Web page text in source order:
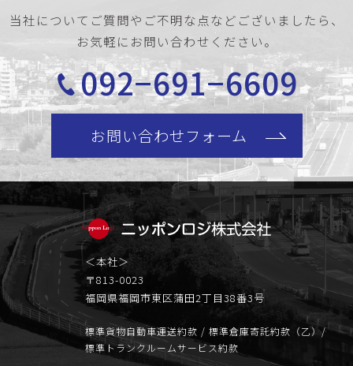
当社についてご質問やご不明な点などございましたら、
お気軽にお問い合わせください。
092−691−6609
お問い合わせフォーム
＜本社＞
〒813-0023
福岡県福岡市東区蒲田2丁目38番3号
標準貨物自動車運送約款 / 標準倉庫寄託約款（乙）/
標準トランクルームサービス約款